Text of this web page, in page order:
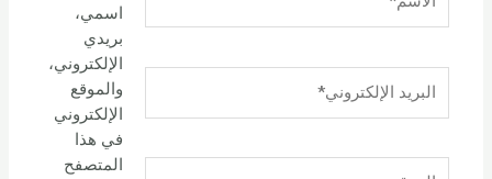
الإلكتروني*
اسمي،
بريدي
الإلكتروني،
والموقع
الإلكتروني
في هذا
المتصفح